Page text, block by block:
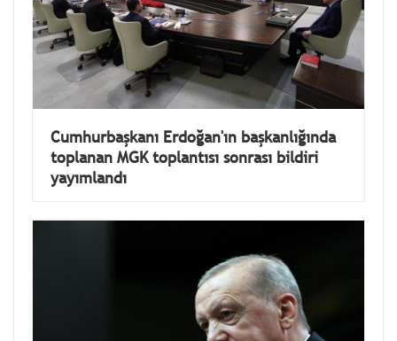
Cumhurbaşkanı Erdoğan'ın başkanlığında
toplanan MGK toplantısı sonrası bildiri
yayımlandı